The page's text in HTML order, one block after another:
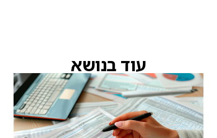
עוד בנושא